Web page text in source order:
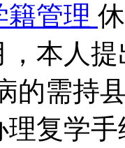
籍管理
本人
的需持
理复学